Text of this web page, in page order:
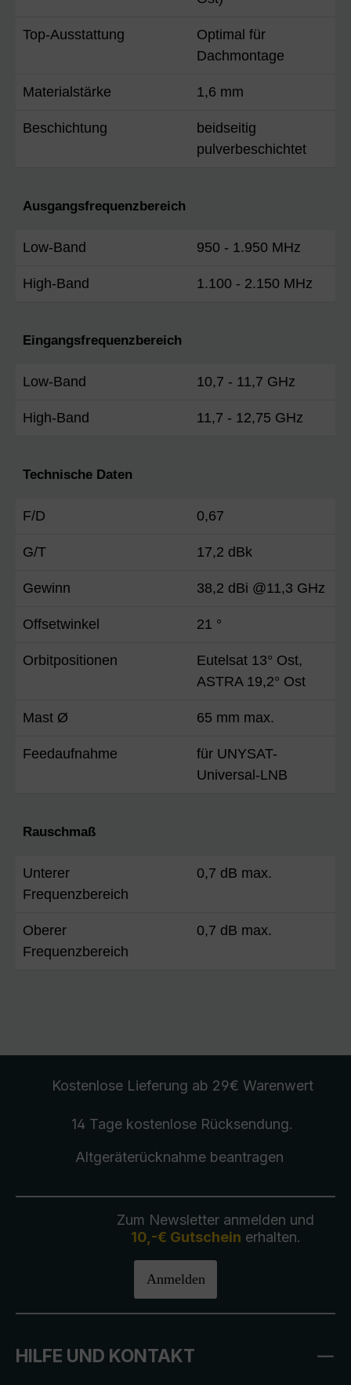
Top-Ausstattung
Optimal für
Dachmontage
Materialstärke 1,6 mm
Beschichtung
beidseitig
pulverbeschichtet
Ausgangsfrequenzbereich
Low-Band 950 - 1.950 MHz
High-Band 1.100 - 2.150 MHz
Eingangsfrequenzbereich
Low-Band 10,7 - 11,7 GHz
High-Band 11,7 - 12,75 GHz
Technische Daten
F/D 0,67
G/T 17,2 dBk
Gewinn 38,2 dBi @11,3 GHz
Offsetwinkel 21 °
Orbitpositionen
Eutelsat 13° Ost,
ASTRA 19,2° Ost
Mast Ø 65 mm max.
Feedaufnahme
für UNYSAT-
Universal-LNB
Rauschmaß
Unterer
Frequenzbereich
0,7 dB max.
Oberer
Frequenzbereich
0,7 dB max.
Kostenlose Lieferung ab 29€ Warenwert
14 Tage kostenlose Rücksendung.
Altgeräterücknahmebeantragen
Zum Newsletter anmelden und
10,-€ Gutschein erhalten.
Anmelden
HILFE UND KONTAKT